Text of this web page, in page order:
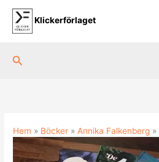
innehåll
Klickerförlaget
Sök
Hem » Böcker »Annika Falkenberg »